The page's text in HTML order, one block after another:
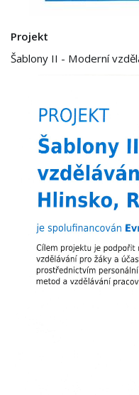
Projekt
Šablony II - Moderní